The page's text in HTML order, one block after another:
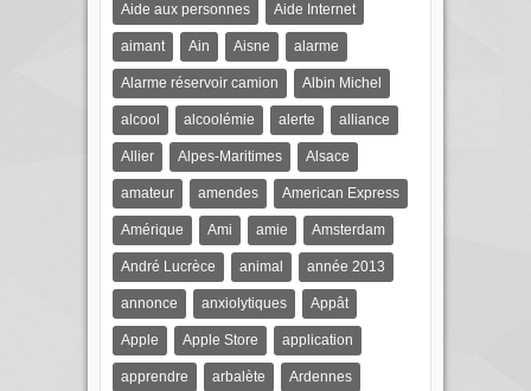
Aide aux personnes Aide Internet
aimant Ain Aisne alarme
Alarme réservoir camion Albin Michel
alcool alcoolémie alerte alliance
Allier Alpes-Maritimes Alsace
amateur amendes American Express
Amérique Ami amie Amsterdam
André Lucrèce animal année 2013
annonce anxiolytiques Appât
Apple Apple Store application
apprendre arbalète Ardennes